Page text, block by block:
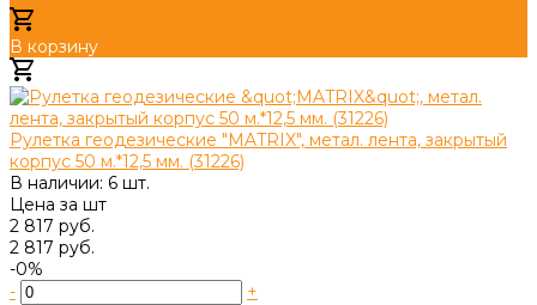
В корзину
Рулетка геодезические "MATRIX", метал. лента, закрытый
корпус 50 м.*12,5 мм. (31226)
В наличии: 6 шт.
Цена за шт
2 817 руб.
2 817 руб.
-0%
-
+